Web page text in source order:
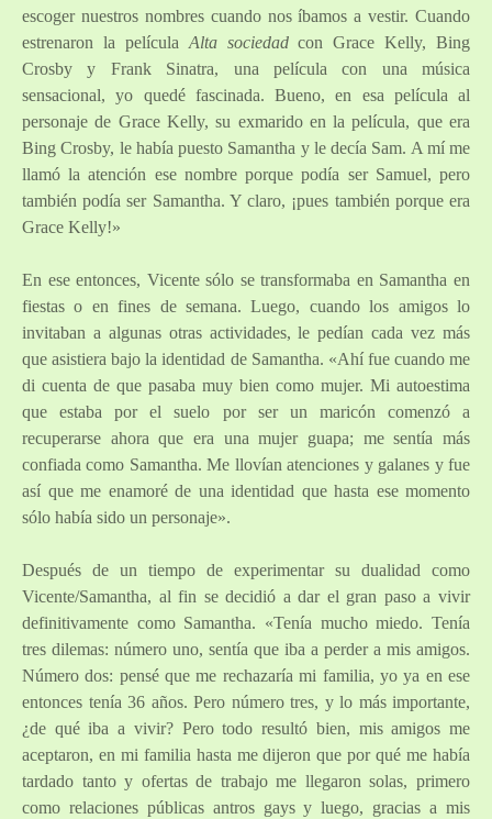
escoger nuestros nombres cuando nos íbamos a vestir. Cuando
estrenaron la película Alta sociedadcon Grace Kelly, Bing
Crosby y Frank Sinatra, una película con una música
sensacional, yo quedé fascinada. Bueno, en esa película al
personaje de Grace Kelly, su exmarido en la película, que era
Bing Crosby, le había puesto Samantha y le decía Sam. A mí me
llamó la atención ese nombre porque podía ser Samuel, pero
también podía ser Samantha. Y claro, ¡pues también porque era
Grace Kelly!»
En ese entonces, Vicente sólo se transformaba en Samantha en
fiestas o en fines de semana. Luego, cuando los amigos lo
invitaban a algunas otras actividades, le pedían cada vez más
que asistiera bajo la identidad de Samantha. «Ahí fue cuando me
di cuenta de que pasaba muy bien como mujer. Mi autoestima
que estaba por el suelo por ser un maricón comenzó a
recuperarse ahora que era una mujer guapa; me sentía más
confiada como Samantha. Me llovían atenciones y galanes y fue
así que me enamoré de una identidad que hasta ese momento
sólo había sido un personaje».
Después de un tiempo de experimentar su dualidad como
Vicente/Samantha, al fin se decidió a dar el gran paso a vivir
definitivamente como Samantha. «Tenía mucho miedo. Tenía
tres dilemas: número uno, sentía que iba a perder a mis amigos.
Número dos: pensé que me rechazaría mi familia, yo ya en ese
entonces tenía 36 años. Pero número tres, y lo más importante,
¿de qué iba a vivir? Pero todo resultó bien, mis amigos me
aceptaron, en mi familia hasta me dijeron que por qué me había
tardado tanto y ofertas de trabajo me llegaron solas, primero
como relaciones públicas antros gays y luego, gracias a mis